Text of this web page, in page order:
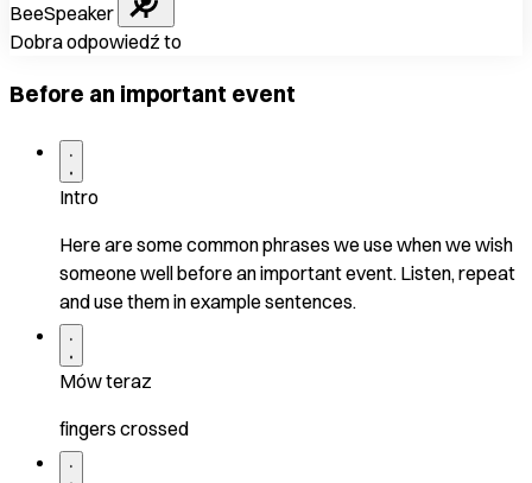
BeeSpeaker
Dobra odpowiedź to
Before an important event
Intro
Here are some common phrases we use when we wish
someone well before an important event. Listen, repeat
and use them in example sentences.
Mów teraz
fingers crossed